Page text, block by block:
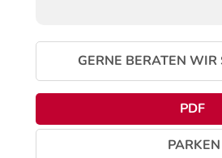
GERNE BERATEN
PDF
PARKEN